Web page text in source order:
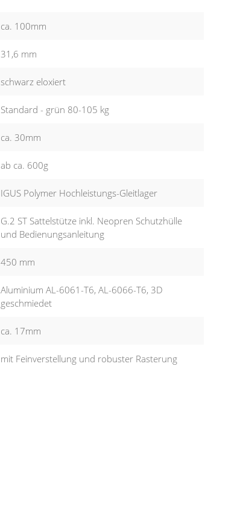
ca. 100mm
31,6 mm
schwarz eloxiert
Standard - grün 80-105 kg
ca. 30mm
ab ca. 600g
IGUS Polymer Hochleistungs-Gleitlager
G.2 ST Sattelstütze inkl. Neopren Schutzhülle
und Bedienungsanleitung
450 mm
Aluminium AL-6061-T6, AL-6066-T6, 3D
geschmiedet
ca. 17mm
mit Feinverstellung und robuster Rasterung